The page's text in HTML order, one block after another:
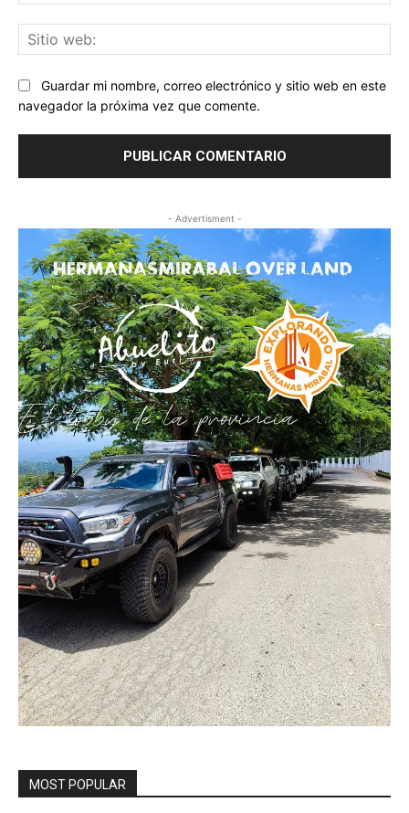
Guardar mi nombre, correo electrónico y sitio web en este
navegador la próxima vez que comente.
- Advertisment -
MOST POPULAR